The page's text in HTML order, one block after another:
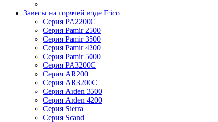
Завесы на горячей воде Frico
Серия PA2200C
Серия Pamir 2500
Серия Pamir 3500
Серия Pamir 4200
Серия Pamir 5000
Серия PA3200C
Серия AR200
Серия AR3200C
Серия Arden 3500
Серия Arden 4200
Серия Sierra
Серия Scand